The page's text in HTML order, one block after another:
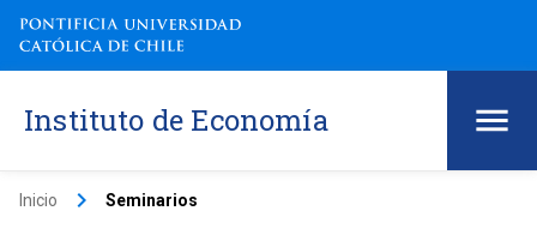
Instituto de Economía
Inicio keyboard_arrow_right Seminarios